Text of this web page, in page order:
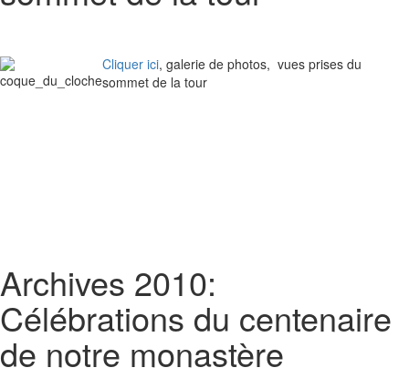
Cliquer ici, galerie de photos, vues prises du
sommet de la tour
Archives 2010:
Célébrations du centenaire
de notre monastère